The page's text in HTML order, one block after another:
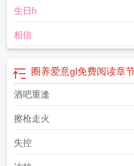
圾 圈养爱意(纯百) 圈养爱意在哪
意TXT全文
圈养爱
意gl圈养爱意完整版圈养爱意
爱意by百度
生日h
相信
圈养爱意gl免费阅读章
酒吧重逢
擦枪走火
失控